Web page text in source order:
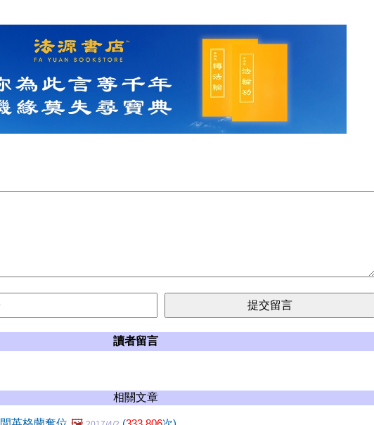
讀者留言
相關文章